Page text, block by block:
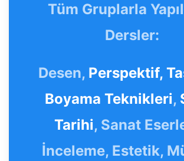
Tüm Gruplarla
Dersler:
Desen, Perspektif,
Boyama Teknikleri,
Tarihi, Sanat
İnceleme, Estetik,